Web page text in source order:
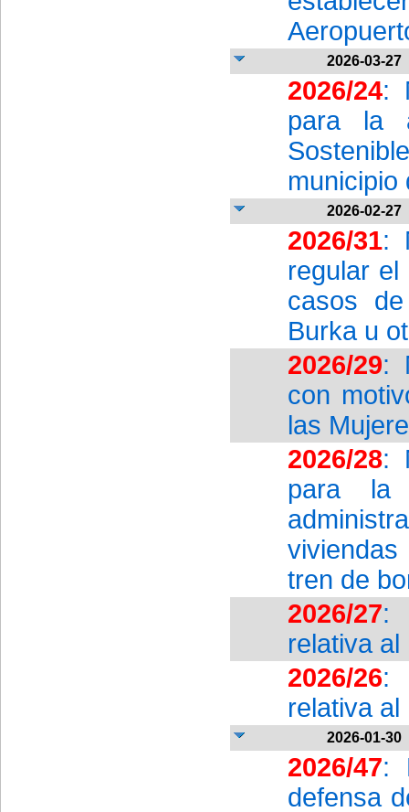
2026-03-27
2026/24:
para la
municipio
2026-02-27
2026/31:
regular
casos
Burka u
2026/29:
con
las
2026/28:
para la
tren de
2026/27:
relativa
2026/26:
relativa
2026-01-30
2026/47:
defensa